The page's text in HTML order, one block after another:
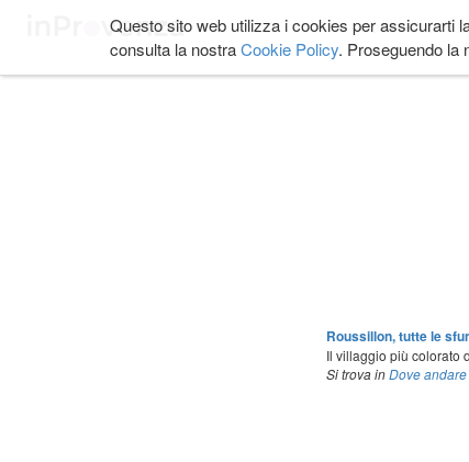
|
COSA FARE
Questo sito web utilizza i cookies per assicurarti
consulta la nostraCookie Policy. Proseguendo la
Roussillon, tutte le
Il villaggio più colorato
Si trova inDove andare